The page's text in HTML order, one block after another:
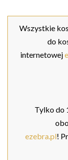
Wszystkie
do
internetowej
Tylko do
ezebra.pl!